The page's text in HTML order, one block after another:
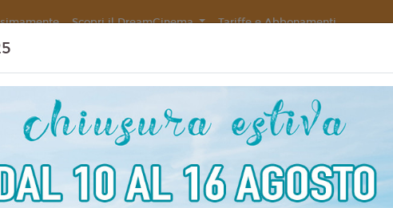
Scopri il DreamCinema Tariffe e Abbonamenti
DI REZE Non ci sono spettacoli